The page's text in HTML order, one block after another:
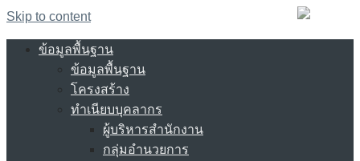
Skip to content
ข้อมูลพื้นฐาน
ข้อมูลพื้นฐาน
โครงสร้าง
ทำเนียบบุคลากร
ผู้บริหารสำนักงาน
กลุ่มอำนวยการ